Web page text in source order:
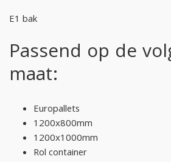
E1 bak
Passend op de
maat:
Europallets
1200x800mm
1200x1000mm
Rol container